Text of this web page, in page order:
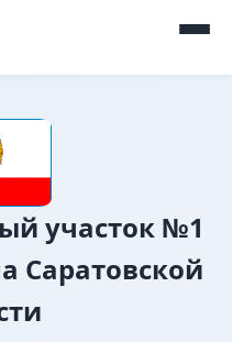
участок №1
Саратовской